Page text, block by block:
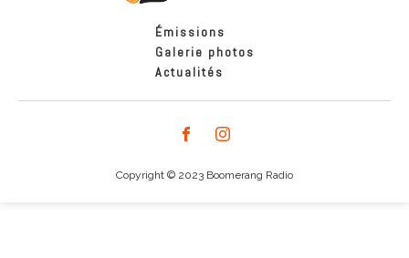
Émissions
Galerie photos
Actualités
Copyright © 2023 Boomerang Radio